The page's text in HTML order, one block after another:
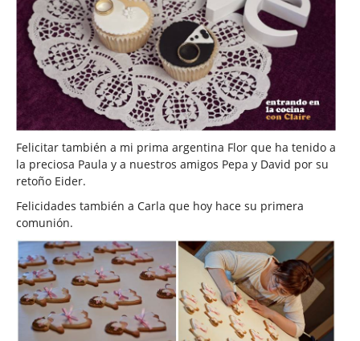
Felicitar también a mi prima argentina Flor que ha tenido a
la preciosa Paula y a nuestros amigos Pepa y David por su
retoño Eider.
Felicidades también a Carla que hoy hace su primera
comunión.